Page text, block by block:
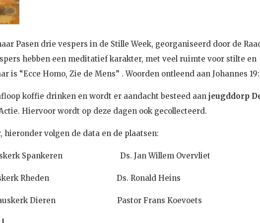
Pasen drie vespers in de Stille Week, georganiseerd door de
hebben een meditatief karakter, met veel ruimte voor stilte en
is “Ecce Homo, Zie de Mens” . Woorden ontleend aan Johannes
koffie drinken en wordt er aandacht besteed aanjeugddorp
Hiervoor wordt op deze dagen ook gecollecteerd.
hieronder volgen de data en de plaatsen:
Spankeren Ds. Jan Willem Overvliet
Rheden Ds. Ronald Heins
Dieren Pastor Frans Koevoets